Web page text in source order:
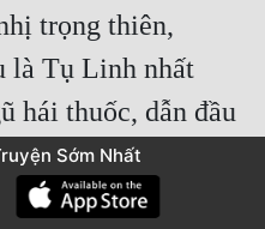
trọng thiên,
là Tụ Linh nhất
hái thuốc, dẫn đầu
vi là Tụ Linh nhất
hạ chỉ là một
Sớm Nhất